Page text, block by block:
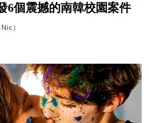
6個震撼的南韓校園案件
）